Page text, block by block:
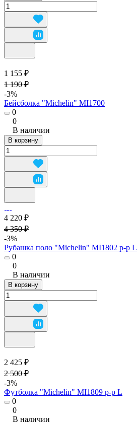
1 155 ₽
1 190 ₽
-3%
Бейсболка "Michelin" MI1700
0
0
В наличии
В корзину
4 220 ₽
4 350 ₽
-3%
Рубашка поло "Michelin" MI1802 р-р L
0
0
В наличии
В корзину
2 425 ₽
2 500 ₽
-3%
Футболка "Michelin" MI1809 р-р L
0
0
В наличии